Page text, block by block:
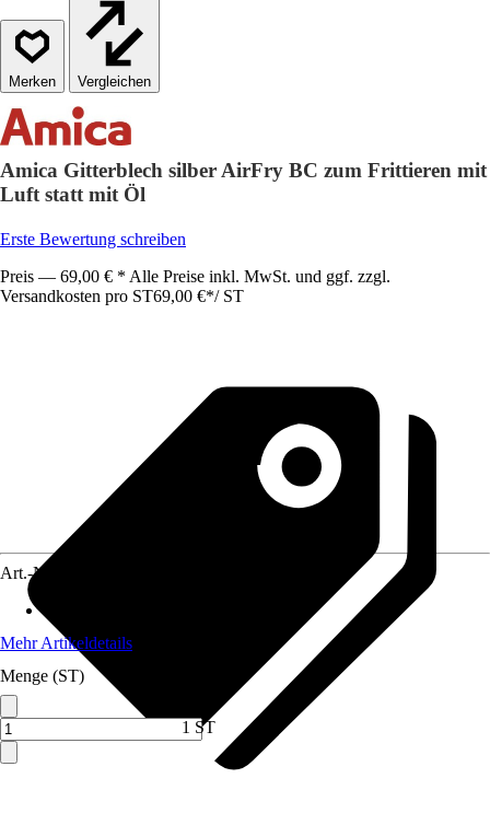
Vergleichen
Amica Gitterblech silber AirFry BC zum Frittieren mit
Luft statt mit Öl
Erste Bewertung schreiben
Preis — 69,00 € * Alle Preise inkl. MwSt. und ggf. zzgl.
Versandkosten pro ST69,00 €*/ ST
Art.-Nr.
Mehr Artikeldetails
Menge (ST)
1 ST